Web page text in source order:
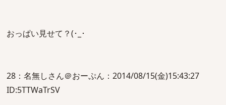
おっぱい見せて？(･_･
28：名無しさん＠おーぷん：2014/08/15(金)15:43:27
ID:5TTWaTrSV